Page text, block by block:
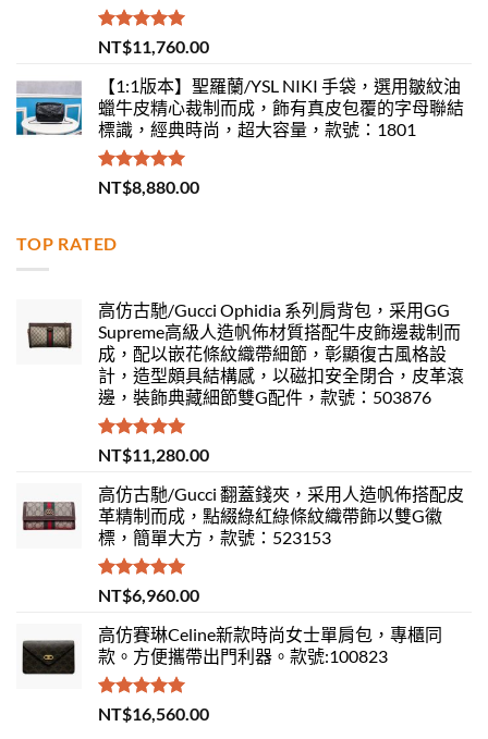
評分5.00
滿分 5
NT$11,760.00
【1:1版本】聖羅蘭/YSL NIKI 手袋，選用皺紋油
蠟牛皮精心裁制而成，飾有真皮包覆的字母聯結
標識，經典時尚，超大容量，款號：1801
評分 5.00
滿分 5
NT$8,880.00
TOP RATED
高仿古馳/Gucci Ophidia 系列肩背包，采用GG
Supreme高級人造帆佈材質搭配牛皮飾邊裁制而
成，配以嵌花條紋織帶細節，彰顯復古風格設
計，造型頗具結構感，以磁扣安全閉合，皮革滾
邊，裝飾典藏細節雙G配件，款號：503876
評分5.00
滿分 5
NT$11,280.00
高仿古馳/Gucci 翻蓋錢夾，采用人造帆佈搭配皮
革精制而成，點綴綠紅綠條紋織帶飾以雙G徽
標，簡單大方，款號：523153
評分 5.00
滿分 5
NT$6,960.00
高仿賽琳Celine新款時尚女士單肩包，專櫃同
款。方便攜帶出門利器。款號:100823
評分5.00
滿分 5
NT$16,560.00